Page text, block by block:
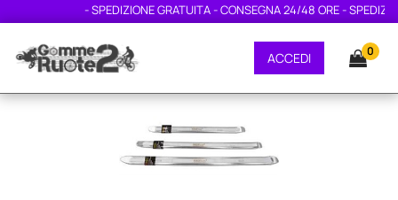
- SPEDIZIONE GRATUITA - CONSEGNA 24/48 ORE -
ACCEDI 0